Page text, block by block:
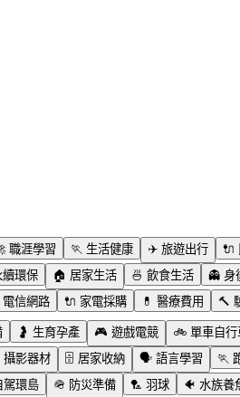
職涯學習 🏃 生活健康 ✈️ 旅遊出行 🔌
續環保 🏠 居家生活 🍜 飲食生活 👻 身
電信網路 🔌 家電採購 💊 醫療費用 🔨
🤰 生育孕產 🎮 遊戲電競 🚲 單車自行
攝影器材 🗄️ 居家收納 🗣️ 語言學習 🏃
駕環島 🪖 防災準備 🏸 羽球 🐠 水族養